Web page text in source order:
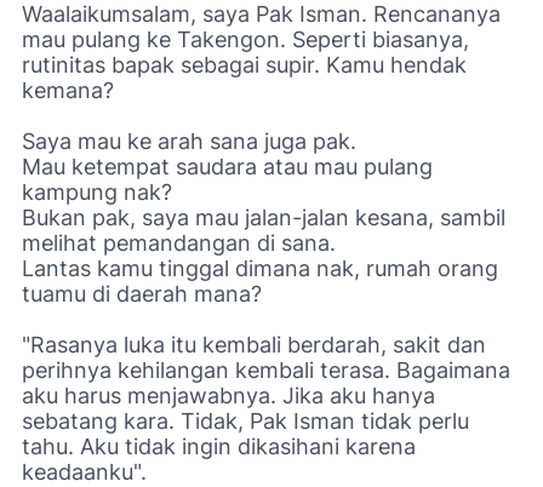
Waalaikumsalam, saya Pak Isman. Rencananya
mau pulang ke Takengon. Seperti biasanya,
rutinitas bapak sebagai supir. Kamu hendak
kemana?
Saya mau ke arah sana juga pak.
Mau ketempat saudara atau mau pulang
kampung nak?
Bukan pak, saya mau jalan-jalan kesana, sambil
melihat pemandangan di sana.
Lantas kamu tinggal dimana nak, rumah orang
tuamu di daerah mana?
"Rasanya luka itu kembali berdarah, sakit dan
perihnya kehilangan kembali terasa. Bagaimana
aku harus menjawabnya. Jika aku hanya
sebatang kara. Tidak, Pak Isman tidak perlu
tahu. Aku tidak ingin dikasihani karena
keadaanku".